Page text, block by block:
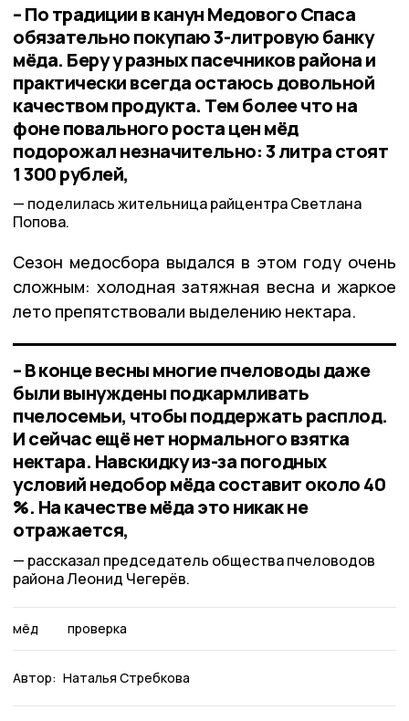
– По традиции в канун Медового Спаса
обязательно покупаю 3-литровую банку
мёда. Беру у разных пасечников района и
практически всегда остаюсь довольной
качеством продукта. Тем более что на
фоне повального роста цен мёд
подорожал незначительно: 3 литра стоят
1 300 рублей,
поделилась жительница райцентра Светлана
Попова.
Сезон медосбора выдался в этом году очень
сложным: холодная затяжная весна и жаркое
лето препятствовали выделению нектара.
– В конце весны многие пчеловоды даже
были вынуждены подкармливать
пчелосемьи, чтобы поддержать расплод.
И сейчас ещё нет нормального взятка
нектара. Навскидку из-за погодных
условий недобор мёда составит около 40
%. На качестве мёда это никак не
отражается,
рассказал председатель общества пчеловодов
района Леонид Чегерёв.
мёд проверка
Автор: Наталья Стребкова